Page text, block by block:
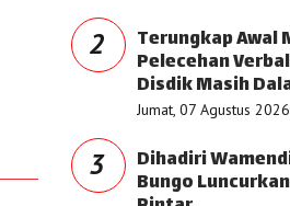
2 Terungkap Awal
Pelecehan
Disdik Masih
Jumat, 07 Agustus
3 Dihadiri
Bungo